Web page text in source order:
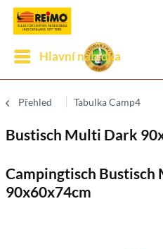
Hlavní nabídka
Přehled Tabulka Camp4
Bustisch Multi Dark
Campingtisch
90x60x74cm